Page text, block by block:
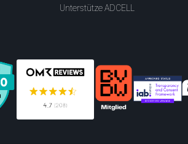
Unterstütze ADCELL